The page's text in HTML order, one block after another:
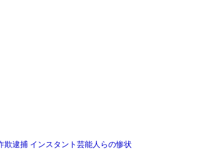
欺逮捕 インスタント芸能人らの惨状